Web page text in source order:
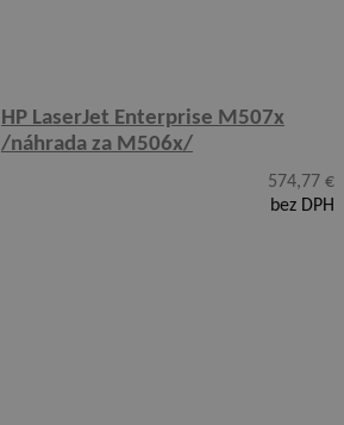
HP LaserJet Enterprise M507x
/náhrada za M506x/
574,77 €
bez DPH